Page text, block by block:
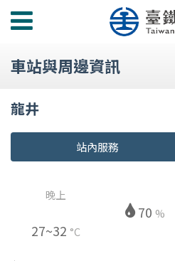
功
選
車站與周邊資訊
龍井
站內服務
晚上
27~32 °C
70 %